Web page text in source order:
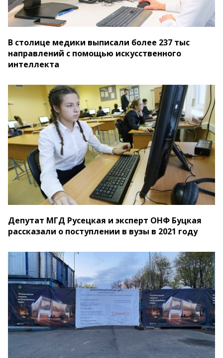
В столице медики выписали более 237 тыс
направлений с помощью искусственного
интеллекта
Депутат МГД Русецкая и эксперт ОНФ Буцкая
рассказали о поступлении в вузы в 2021 году